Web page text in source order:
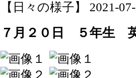
【日々の様子】 2021-
７月２０日 ５年生